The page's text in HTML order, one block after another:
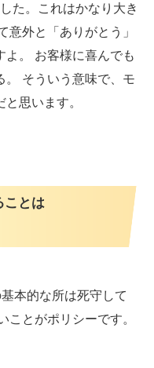
た。これはかなり大き
意外と「ありがとう」
よ。 お客様に喜んでも
。 そういう意味で、モ
思います。
ことは
本的な所は死守して
ことがポリシーです。